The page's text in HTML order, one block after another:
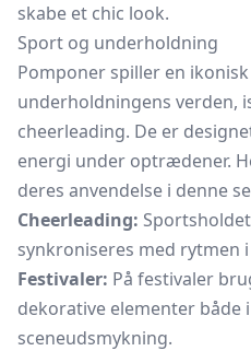
skabe et chic look.
Sport og underholdning
Pomponer spiller en
underholdningens verden,
cheerleading. De er
energi under optrædener.
deres anvendelse i denne
Cheerleading:
synkroniseres med rytmen
Festivaler: På festivaler
dekorative elementer både
sceneudsmykning.